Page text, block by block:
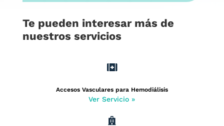
Te pueden interesar más de
nuestros servicios

Accesos Vasculares para Hemodiálisis
Ver Servicio »
